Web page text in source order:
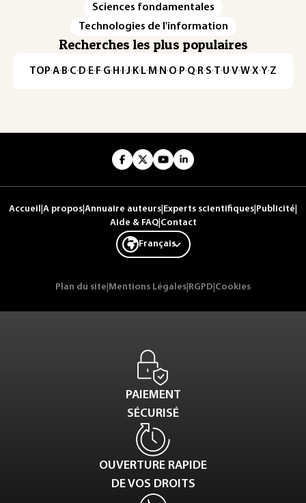
Sciences fondamentales
Technologies de l'information
Recherches les plus populaires
TOP·A·B·C· D· E· F·G· H · ·J· K· L· M · N ·O· P·Q· R·S·T·U·V·W·X·Y·Z
Accueil A propos Annuaire auteurs Experts scientifiques Publicité
Aide & FAQ| Contact
Français
Plan du site Mentions Légales RGPD Cookies
PAIEMENT
SÉCURISÉ
OUVERTURE RAPIDE
DE VOS DROITS